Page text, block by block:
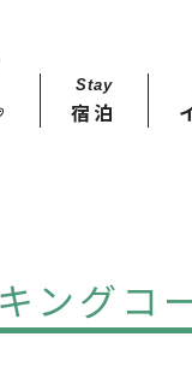
Stay​
宿泊
ングコ